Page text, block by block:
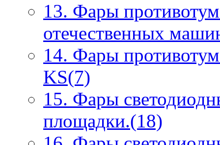
13. Фары
отечественных
14. Фары
KS(7)
15. Фары
площадки.(18)